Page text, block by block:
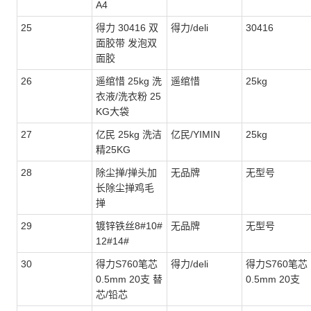
A4
25
得力 30416 双
面胶带 发泡双
面胶
得力/deli 30416
26
遥绾惜 25kg 洗
衣液/洗衣粉 25
KG大袋
遥绾惜 25kg
27
亿民 25kg 洗洁
精25KG
亿民/YIMIN 25kg
28
除尘掸/掸头加
长除尘掸鸡毛
掸
无品牌 无型号
29
镀锌铁丝8#10#
12#14#
无品牌 无型号
30
得力S760笔芯
0.5mm 20支 替
芯/铅芯
得力/deli
得力S760笔芯
0.5mm 20支